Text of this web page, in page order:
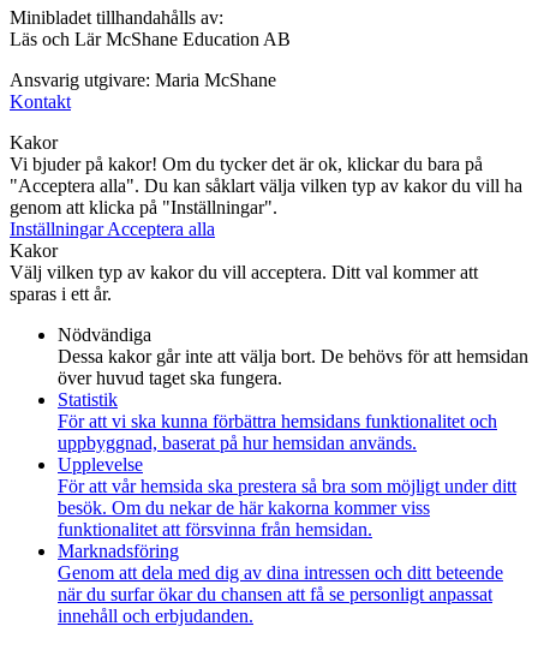
Minibladet tillhandahålls av:
Läs och Lär McShane Education AB
Ansvarig utgivare: Maria McShane
Kontakt
Kakor
Vi bjuder på kakor! Om du tycker det är ok, klickar du bara på
"Acceptera alla". Du kan såklart välja vilken typ av kakor du vill ha
genom att klicka på "Inställningar".
InställningarAcceptera alla
Kakor
Välj vilken typ av kakor du vill acceptera. Ditt val kommer att
sparas i ett år.
Nödvändiga
Dessa kakor går inte att välja bort. De behövs för att hemsidan
över huvud taget ska fungera.
Statistik
För att vi ska kunna förbättra hemsidans funktionalitet och
uppbyggnad, baserat på hur hemsidan används.
Upplevelse
För att vår hemsida ska prestera så bra som möjligt under ditt
besök. Om du nekar de här kakorna kommer viss
funktionalitet att försvinna från hemsidan.
Marknadsföring
Genom att dela med dig av dina intressen och ditt beteende
när du surfar ökar du chansen att få se personligt anpassat
innehåll och erbjudanden.